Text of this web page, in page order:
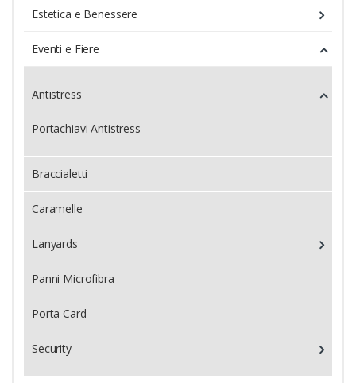
Estetica e Benessere
Eventi e Fiere
Antistress
Portachiavi Antistress
Braccialetti
Caramelle
Lanyards
Panni Microfibra
Porta Card
Security